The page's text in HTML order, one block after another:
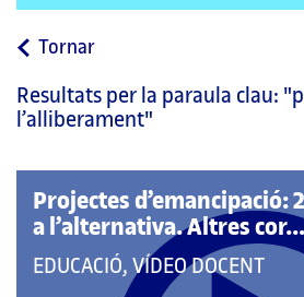
Tornara
pàgina
Resultats per la paraula clau:
l’alliberament"
Projectes d’emancipació:
a l’alternativa. Altres cor...
QUE
EDUCACIÓ, VÍDEO DOCENT